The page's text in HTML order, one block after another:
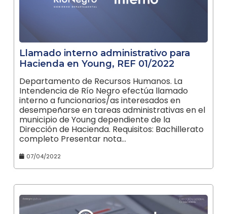
Llamado interno administrativo para
Hacienda en Young, REF 01/2022
Departamento de Recursos Humanos. La
Intendencia de Río Negro efectúa llamado
interno a funcionarios/as interesados en
desempeñarse en tareas administrativas en el
municipio de Young dependiente de la
Dirección de Hacienda. Requisitos: Bachillerato
completo Presentar nota…
07/04/2022